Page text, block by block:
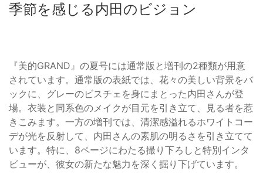
季節を感じる内田のビジョン
『美的GRAND』の夏号には通常版と増刊の2種類が用意
されています。通常版の表紙では、花々の美しい背景をバ
ックに、グレーのビスチェを身にまとった内田さんが登
場。衣装と同系色のメイクが目元を引き立て、見る者を惹
きこみます。一方の増刊では、清潔感溢れるホワイトコー
デが光を反射して、内田さんの素肌の明るさを引き立てて
います。特に、8ページにわたる撮り下ろしと特別インタ
ビューが、彼女の新たな魅力を深く掘り下げています。